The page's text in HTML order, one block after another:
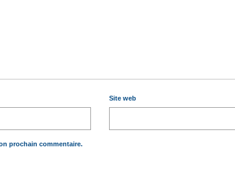
Site web
prochain commentaire.